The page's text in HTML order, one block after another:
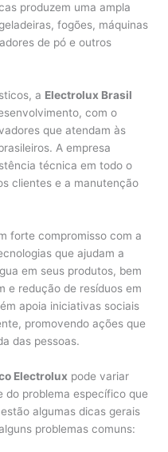
produzem uma ampla
fogões, máquinas
de pó e outros
a Electrolux Brasil
com o
que atendam às
A empresa
técnica em todo o
clientes e a manutenção
forte compromisso com a
que ajudam a
em seus produtos, bem
e redução de resíduos em
apoia iniciativas sociais
promovendo ações que
das pessoas.
Electrolux pode variar
do problema específico que
algumas dicas gerais
problemas comuns: